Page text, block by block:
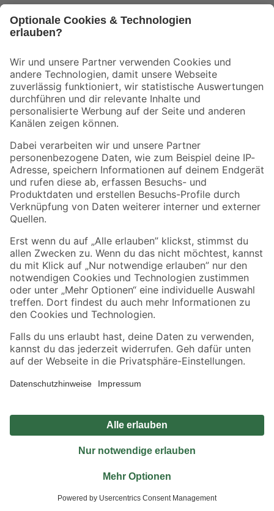
Der toom Newsletter: Keine Angebote und Aktionen mehr verpassen!
Zur Newsletter Anmeldung
Folge uns
Zahlungsarten Versandarten
Sicher einkaufen
Jetzt die toom-App herunterladen
Alle Preisangaben in EUR inkl. gesetzl. MwSt.. Die dargestellten Angebote sind unter
Umständen nicht in allen Märkten verfügbar. Die angegebenen Verfügbarkeiten beziehen
Produkte nur solange der Vorrat reicht.
*Paketversand ab 59 € versandkostenfrei, gilt nicht für Artikel mit Speditionsversand, hier
Privatsphäre Impressum
Nutzungsbedingungen
Widerrufsrecht
Vertrag widerrufen
© 2026 toom Baumarkt GmbH